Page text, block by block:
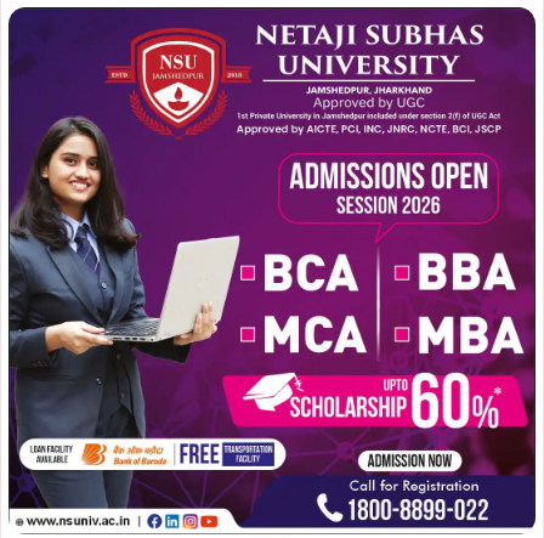
ग्रामीण विकास विभाग द्वारा संचालित इस योजना के तहत खेरसे मुंडा
चौक पर शेड, रेलिंग, आधुनिक लाइटिंग व्यवस्था, टाइल्स बिछाने का
कार्य किया जाएगा। वहीं शहीद पार्क में बागवानी, पेयजल सुविधा और
अन्य आधारभूत विकास कार्य शामिल हैं।